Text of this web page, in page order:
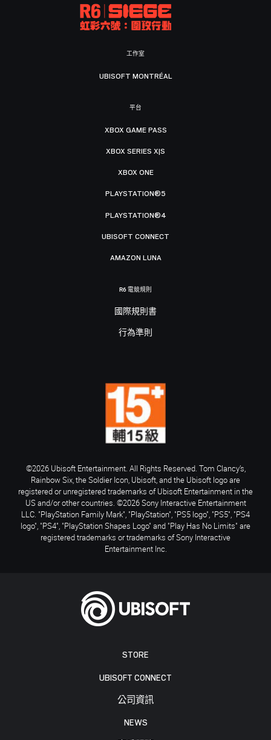
STORE
UBISOFT CONNECT
公司資訊
NEWS
工作室
UBISOFT MONTRÉAL
平台
XBOX GAME PASS
XBOX SERIES X|S
XBOX ONE
PLAYSTATION®5
PLAYSTATION®4
UBISOFT CONNECT
AMAZON LUNA
R6 電競規則
國際規則書
行為準則
©2026 Ubisoft Entertainment. All Rights Reserved. Tom Clancy’s,
Rainbow Six, the Soldier Icon, Ubisoft, and the Ubisoft logo are
registered or unregistered trademarks of Ubisoft Entertainment in the
US and/or other countries. ©2026 Sony Interactive Entertainment
LLC. "PlayStation Family Mark", "PlayStation", "PS5 logo", "PS5", "PS4
logo", "PS4", "PlayStation Shapes Logo" and "Play Has No Limits" are
registered trademarks or trademarks of Sony Interactive
Entertainment Inc.